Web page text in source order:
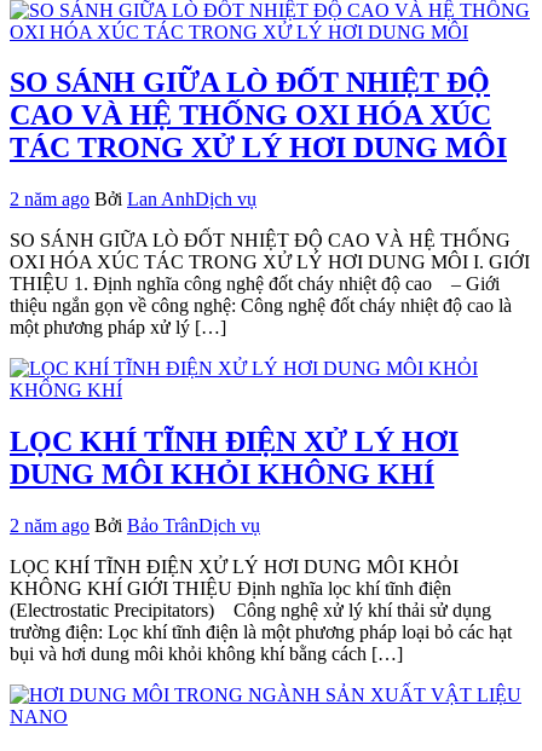
SO SÁNH GIỮA LÒ ĐỐT NHIỆT ĐỘ
CAO VÀ HỆ THỐNG OXI HÓA XÚC
TÁC TRONG XỬ LÝ HƠI DUNG MÔI
2 năm ago Bởi Lan AnhDịch vụ
SO SÁNH GIỮA LÒ ĐỐT NHIỆT ĐỘ CAO VÀ HỆ THỐNG
OXI HÓA XÚC TÁC TRONG XỬ LÝ HƠI DUNG MÔI I. GIỚI
THIỆU 1. Định nghĩa công nghệ đốt cháy nhiệt độ cao – Giới
thiệu ngắn gọn về công nghệ: Công nghệ đốt cháy nhiệt độ cao là
một phương pháp xử lý […]
LỌC KHÍ TĨNH ĐIỆN XỬ LÝ HƠI
DUNG MÔI KHỎI KHÔNG KHÍ
2 năm ago Bởi Bảo TrânDịch vụ
LỌC KHÍ TĨNH ĐIỆN XỬ LÝ HƠI DUNG MÔI KHỎI
KHÔNG KHÍ GIỚI THIỆU Định nghĩa lọc khí tĩnh điện
(Electrostatic Precipitators) Công nghệ xử lý khí thải sử dụng
trường điện: Lọc khí tĩnh điện là một phương pháp loại bỏ các hạt
bụi và hơi dung môi khỏi không khí bằng cách […]